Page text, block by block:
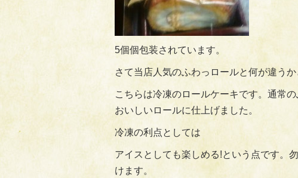
5個個包装されています。
さて当店人気のふわっロールと何が違うか
こちらは冷凍のロールケーキです。通常
おいしいロールに仕上げました。
冷凍の利点としては
アイスとしても楽しめる!という点です。
けます。